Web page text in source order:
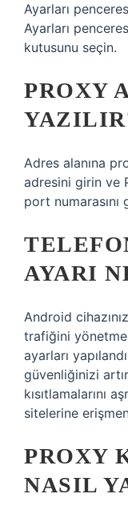
Ayarları
Ayarları
kutusunu seçin.
PROXY
Adres alanına
adresini girin ve
port numarasını
AYARI
Android
trafiğini
ayarları
güvenliğinizi
kısıtlamalarını
sitelerine
PROXY
NASIL